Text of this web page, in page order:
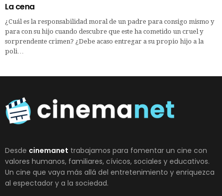
La cena
¿Cuál es la responsabilidad moral de un padre para consigo mismo y
para con su hijo cuando descubre que este ha cometido un cruel y
sorprendente crimen? ¿Debe acaso entregar a su propio hijo a la
poli…
Desde cinemanet trabajamos para fomentar un cine con
valores humanos, familiares, cívicos, sociales y educativos.
Un cine que vaya más allá del entretenimiento y enriquezca
al espectador y a la sociedad.